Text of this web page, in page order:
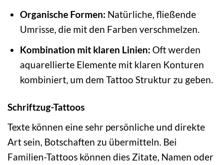
Organische Formen: Natürliche, fließende
Umrisse, die mit den Farben verschmelzen.
Kombination mit klaren Linien: Oft werden
aquarellierte Elemente mit klaren Konturen
kombiniert, um dem Tattoo Struktur zu geben.
Schriftzug-Tattoos
Texte können eine sehr persönliche und direkte
Art sein, Botschaften zu übermitteln. Bei
Familien-Tattoos können dies Zitate, Namen oder